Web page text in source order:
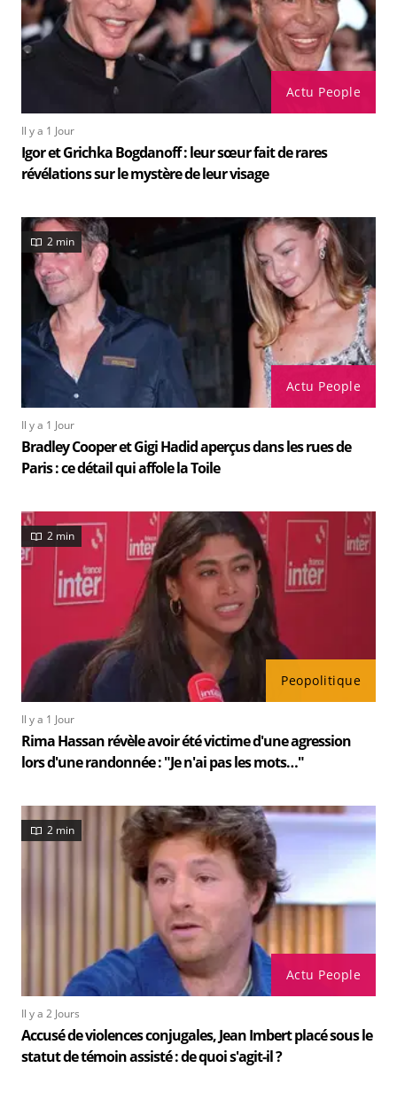
Actu People
Il y a 1 Jour
Igor et Grichka Bogdanoff : leur sœur fait de rares
révélations sur le mystère de leur visage
Actu People
2 min
Il y a 1 Jour
Bradley Cooper et Gigi Hadid aperçus dans les rues de
Paris : ce détail qui affole la Toile
Peopolitique
2 min
Il y a 1 Jour
Rima Hassan révèle avoir été victime d'une agression
lors d'une randonnée : "Je n'ai pas les mots…"
Actu People
2 min
Il y a 2 Jours
Accusé de violences conjugales, Jean Imbert placé sous le
statut de témoin assisté : de quoi s'agit-il ?